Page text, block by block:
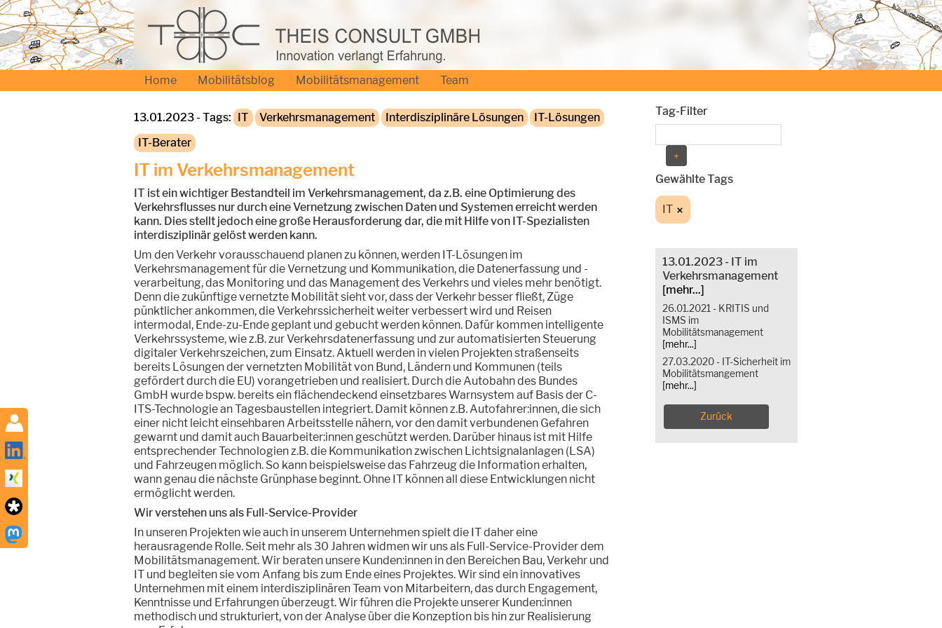
Home Mobilitätsblog Mobilitätsmanagement Team
13.01.2023 - Tags: IT Verkehrsmanagement Interdisziplinäre Lösungen
IT-Lösungen
IT-Berater
IT im Verkehrsmanagement
IT ist ein wichtiger Bestandteil im Verkehrsmanagement, da z.B. eine Optimierung des
Verkehrsflusses nur durch eine Vernetzung zwischen Daten und Systemen erreicht werden
kann. Dies stellt jedoch eine große Herausforderung dar, die mit Hilfe von IT-Spezialisten
interdisziplinär gelöst werden kann.
Um den Verkehr vorausschauend planen zu können, werden IT-Lösungen im
Verkehrsmanagement für die Vernetzung und Kommunikation, die Datenerfassung und -
verarbeitung, das Monitoring und das Management des Verkehrs und vieles mehr benötigt.
Denn die zukünftige vernetzte Mobilität sieht vor, dass der Verkehr besser fließt, Züge
pünktlicher ankommen, die Verkehrssicherheit weiter verbessert wird und Reisen
intermodal, Ende-zu-Ende geplant und gebucht werden können. Dafür kommen intelligente
Verkehrssysteme, wie z.B. zur Verkehrsdatenerfassung und zur automatisierten Steuerung
digitaler Verkehrszeichen, zum Einsatz. Aktuell werden in vielen Projekten straßenseits
bereits Lösungen der vernetzten Mobilität von Bund, Ländern und Kommunen (teils
gefördert durch die EU) vorangetrieben und realisiert. Durch die Autobahn des Bundes
GmbH wurde bspw. bereits ein flächendeckend einsetzbares Warnsystem auf Basis der C-
ITS-Technologie an Tagesbaustellen integriert. Damit können z.B. Autofahrer:innen, die sich
einer nicht leicht einsehbaren Arbeitsstelle nähern, vor den damit verbundenen Gefahren
gewarnt und damit auch Bauarbeiter:innen geschützt werden. Darüber hinaus ist mit Hilfe
entsprechender Technologien z.B. die Kommunikation zwischen Lichtsignalanlagen (LSA)
und Fahrzeugen möglich. So kann beispielsweise das Fahrzeug die Information erhalten,
wann genau die nächste Grünphase beginnt. Ohne IT können all diese Entwicklungen nicht
ermöglicht werden.
Wir verstehen uns als Full-Service-Provider
In unseren Projekten wie auch in unserem Unternehmen spielt die IT daher eine
herausragende Rolle. Seit mehr als 30 Jahren widmen wir uns als Full-Service-Provider dem
Mobilitätsmanagement. Wir beraten unsere Kunden:innen in den Bereichen Bau, Verkehr und
IT und begleiten sie vom Anfang bis zum Ende eines Projektes. Wir sind ein innovatives
Unternehmen mit einem interdisziplinären Team von Mitarbeitern, das durch Engagement,
Kenntnisse und Erfahrungen überzeugt. Wir führen die Projekte unserer Kunden:innen
methodisch und strukturiert, von der Analyse über die Konzeption bis hin zur Realisierung
Tag-Filter
Gewählte Tags
IT
13.01.2023 - IT im
Verkehrsmanagement
[mehr...]
26.01.2021 - KRITIS und
ISMS im
Mobilitätsmanagement
[mehr...]
27.03.2020 - IT-Sicherheit im
Mobilitätsmangement
[mehr...]
Zurück